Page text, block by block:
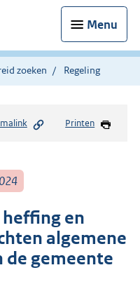
Menu
zoeken Regeling
Printen
en
algemene
de gemeente